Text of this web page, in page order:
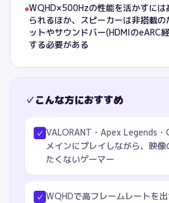
WQHD×500Hzの性能を活かすには
られるほか、スピーカーは非搭載
ットやサウンドバー(HDMIのeARC
する必要がある
✓こんな方におすすめ
✓ VALORANT・Apex Legends・
メインにプレイしながら、映
たくないゲーマー
✓ WQHDで高フレームレートを